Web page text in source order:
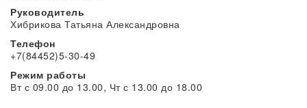
Руководитель
Хибрикова Татьяна Александровна
Телефон
+7(84452)5-30-49
Режим работы
Вт с 09.00 до 13.00, Чт с 13.00 до 18.00